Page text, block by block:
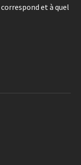
et à quel